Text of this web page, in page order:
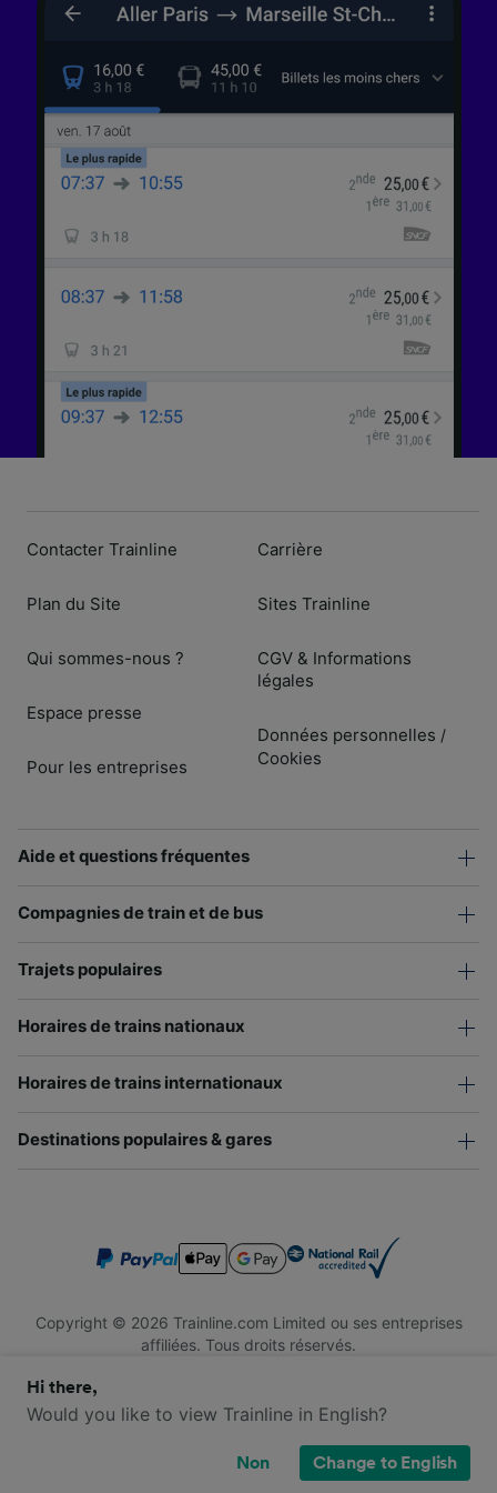
Contacter Trainline
Plan du Site
Qui sommes-nous ?
Espace presse
Pour les entreprises
Carrière
Sites Trainline
CGV & Informations
légales
Données personnelles /
Cookies
Aide et questions fréquentes
Compagnies de train et de bus
Trajets populaires
Horaires de trains nationaux
Horaires de trains internationaux
Destinations populaires & gares
Copyright © 2026 Trainline.com Limited ou ses entreprises
affiliées. Tous droits réservés.
de Galles. Numéro d'immatriculation : 3846791. Siège social : 1
Stonecutter St, London EC4A 4AH, Royaume-Uni. Numéro de
Hi there,
Would you like to view Trainline in English?
Non Change to English